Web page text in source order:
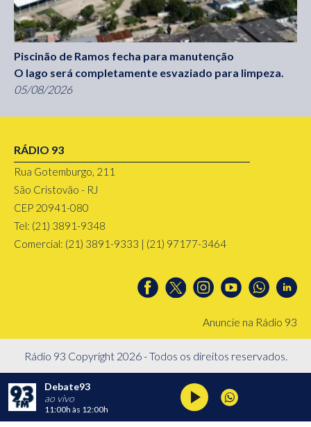
Piscinão de Ramos fecha para manutenção
O lago será completamente esvaziado para limpeza.
05/08/2026
RÁDIO 93
Rua Gotemburgo, 211
São Cristovão - RJ
CEP 20941-080
Tel: (21) 3891-9348
Comercial: (21) 3891-9333 | (21) 97177-3464
Anuncie na Rádio 93
Rádio 93 Copyright 2026 - Todos os direitos reservados.
Debate93
ao vivo
11:00h às 12:00h